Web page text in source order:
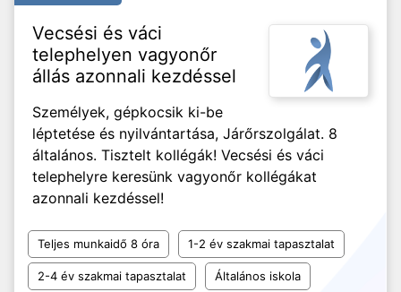
Vecsési és váci
telephelyen vagyonőr
állás azonnali kezdéssel
Személyek, gépkocsik ki-be
léptetése és nyilvántartása, Járőrszolgálat. 8
általános. Tisztelt kollégák! Vecsési és váci
telephelyre keresünk vagyonőr kollégákat
azonnali kezdéssel!
Teljes munkaidő 8 óra 1-2 év szakmai tapasztalat
2-4 év szakmai tapasztalat Általános iskola